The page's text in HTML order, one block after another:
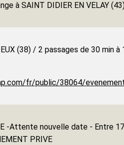
à SAINT DIDIER EN VELAY
(38) / 2 passages de 30 min
fr/public/38064/
-Attente nouvelle date - Entre
PRIVE